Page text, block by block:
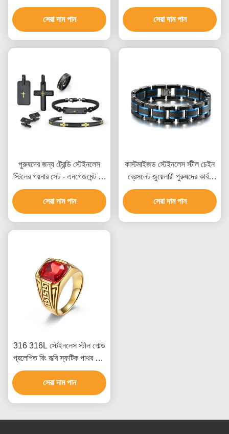
সেট, একাধিক সারফেস ফিনিশ এবং
বিভিন্ন ধাতব বিকল্প সহ
সেরা দাম পান
কানের দুল এবং রিং সেট
সেরা দাম পান
পুরুষদের জন্য ট্রেন্ডি স্টেইনলেস
স্টিলের গয়নার সেট - এনগেজমেন্ট রিং
এবং ব্রেসলেট কাস্টম প্যাকেজিং সহ
সেরা দাম পান
কাস্টমাইজড স্টেইনলেস স্টীল চেইন
ব্রেসলেট জুয়েলারী পুরুষদের কার্বন
ফাইবার ব্রেসলেট
সেরা দাম পান
316 316L স্টেইনলেস স্টীল গোল্ড
প্রলেপিত রিং রূবি স্ফটিক পাথর সঙ্গে
পুরুষদের জন্য গয়না
সেরা দাম পান